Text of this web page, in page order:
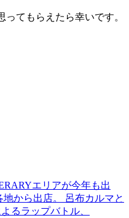
てもらえたら幸いです。
エリアが今年も出
から出店。 呂布カルマと
るラップバトル、